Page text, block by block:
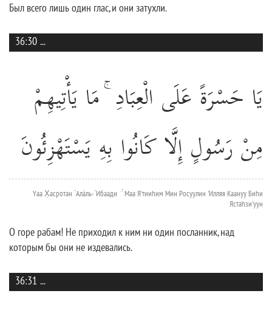
Был всего лишь один глас, и они затухли.
36:30 ...
يَا حَسْرَةً عَلَى الْعِبَادِ ۚ مَا يَأْتِيهِمْ
مِنْ رَسُولٍ إِلَّا كَانُوا بِهِ يَسْتَهْزِئُونَ
Yаа Х̣асротан `Алáль-`Ибаади ۚ Маа Я'тииhим Мин Росуулин 'Илляя Каануу Биhи
Ястаhзи'уун
О горе рабам! Не приходил к ним ни один посланник, над
которым бы они не издевались.
36:31 ...